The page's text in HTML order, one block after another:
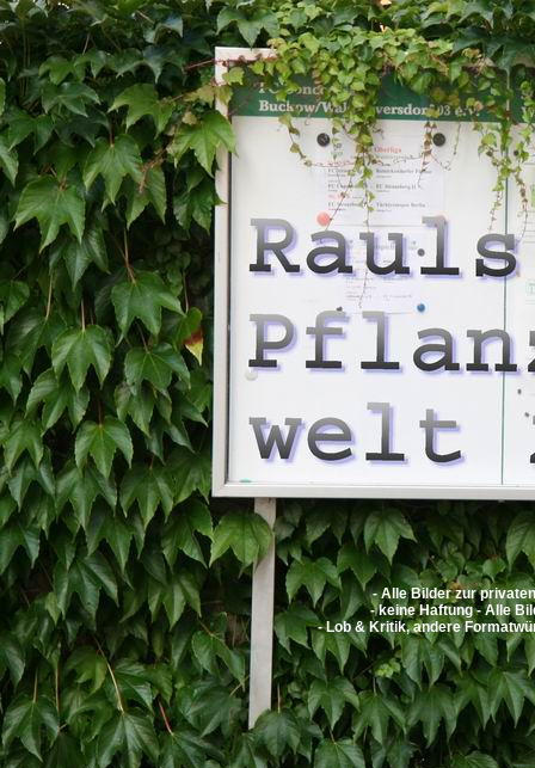
- Alle Bilder zur
- keine Haftung - Alle
- Lob & Kritik, andere